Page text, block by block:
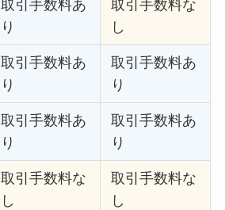
取引手数料あ
り
取引手数料な
し
取引手数料あ
り
取引手数料あ
り
取引手数料あ
り
取引手数料あ
り
取引手数料な
し
取引手数料な
し